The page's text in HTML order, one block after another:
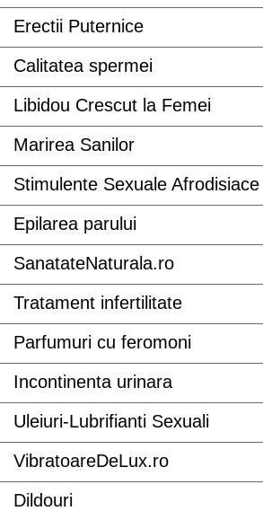
Erectii Puternice
Calitatea spermei
Libidou Crescut la Femei
Marirea Sanilor
Stimulente Sexuale Afrodisiace
Epilarea parului
SanatateNaturala.ro
Tratament infertilitate
Parfumuri cu feromoni
Incontinenta urinara
Uleiuri-Lubrifianti Sexuali
VibratoareDeLux.ro
Dildouri